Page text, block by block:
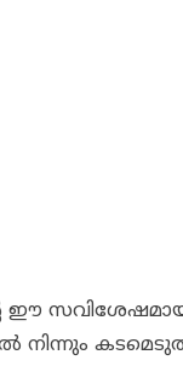
ഈ സവിശേഷമായ
നിന്നും